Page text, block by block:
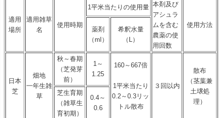
適用
場所
適用雑草
名
使用時期
1平米当たりの使用量 本剤及び
アシュラ
ムを含む
農薬の使
用回数
使用方法
薬剤
（ml）
希釈水量
（L）
日本
芝
畑地
一年生雑
草
秋～春期
（芝発芽
前）
1～
1.25
160～667倍
1平米当たり
0.2～0.3リッ
トル散布
３回以内
散布
（茎葉兼
土壌処
理）
芝生育期
（雑草生
育初期）
0.4～
0.6